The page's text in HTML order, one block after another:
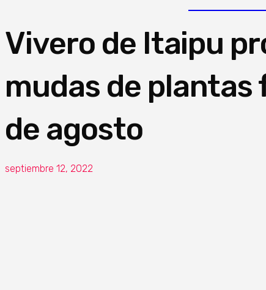
Vivero de Itaipu
mudas de plantas
de agosto
septiembre 12, 2022